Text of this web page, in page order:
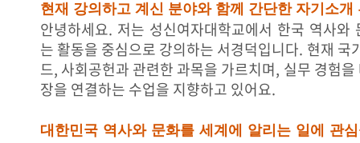
현재 강의하고 계신 분야와 함께 간단한 자기소개
안녕하세요. 저는 성신여자대학교에서 한국 역사와
는 활동을 중심으로 강의하는 서경덕입니다. 현재 국
드, 사회공헌과 관련한 과목을 가르치며, 실무 경험
장을 연결하는 수업을 지향하고 있어요.
대한민국 역사와 문화를 세계에 알리는 일에 관